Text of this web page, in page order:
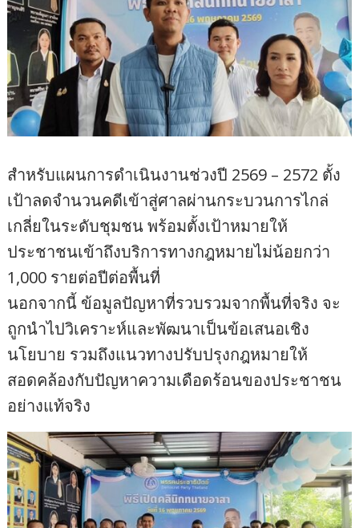
สำหรับแผนการดำเนินงานช่วงปี 2569 – 2572 ตั้ง
เป้าลดจำนวนคดีเข้าสู่ศาลผ่านกระบวนการไกล่
เกลี่ยในระดับชุมชน พร้อมตั้งเป้าหมายให้
ประชาชนเข้าถึงบริการทางกฎหมายไม่น้อยกว่า
1,000 รายต่อปีต่อพื้นที่
นอกจากนี้ ข้อมูลปัญหาที่รวบรวมจากพื้นที่จริง จะ
ถูกนำไปวิเคราะห์และพัฒนาเป็นข้อเสนอเชิง
นโยบาย รวมถึงแนวทางปรับปรุงกฎหมายให้
สอดคล้องกับปัญหาความเดือดร้อนของประชาชน
อย่างแท้จริง